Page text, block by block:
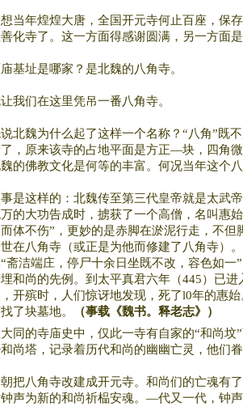
当年煌煌大唐，全国开元寺何止百座，保
化寺了。这一方面得感谢圆满，另一方面
基址是哪家？是北魏的八角寺。
我们在这里凭吊一番八角寺。
北魏为什么起了这样一个名称？“八角”既
，原来该寺的占地平面是方正—块，四角
的佛教文化是何等的丰富。何况当年这个
是这样的：北魏传至第三代皇帝就是太武
的大功告成时，掳获了一个高僧，名叫惠
而体不伤”，更妙的是赤脚在淤泥行走，不
在八角寺（或正是为他而修建了八角寺）
斋洁端庄，停尸十余日坐既不改，容色如
和尚的先例。到太平真君六年（445）已
开殡时，人们惊讶地发现，死了l0年的惠
了块墓地。
（事载《魏书。释老志》）
同的寺庙史中，仅此一寺有自家的“和尚
尚塔，记录着历代和尚的幽幽亡灵，他们
朝把八角寺改建成开元寺。和尚们的亡魂有
声为新的和尚祈榀安魂。—代又一代，钟